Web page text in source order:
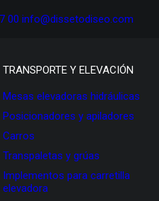
00 info@dissetodiseo.com
TRANSPORTE Y ELEVACIÓN
Mesas elevadoras hidráulicas
Posicionadores y apiladores
Carros
Transpaletas y grúas
Implementos para carretilla
elevadora